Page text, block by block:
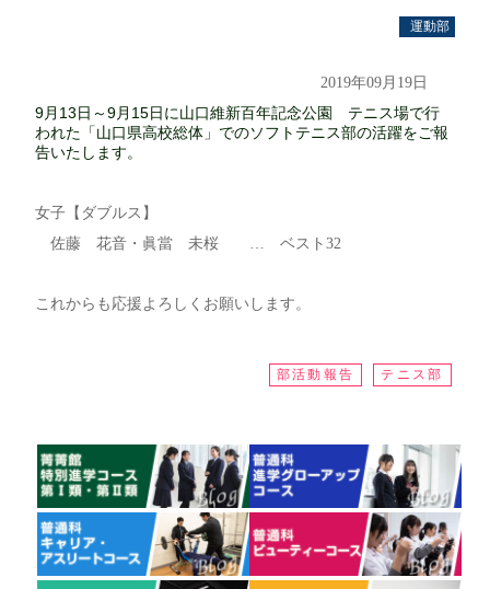
運動部
2019年09月19日
9月13日～9月15日に山口維新百年記念公園 テニス場で行
われた「山口県高校総体」でのソフトテニス部の活躍をご報
告いたします。
女子【ダブルス】
佐藤 花音・眞當 未桜 … ベスト32
これからも応援よろしくお願いします。
部活動報告 テニス部